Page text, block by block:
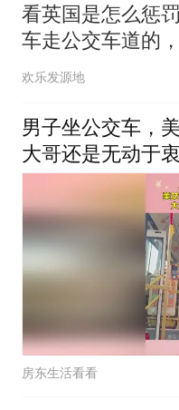
看英国是怎么惩
车走公交车道的
给长记性了
欢乐发源地
男子坐公交车，
大哥还是无动于衷
房东生活看看